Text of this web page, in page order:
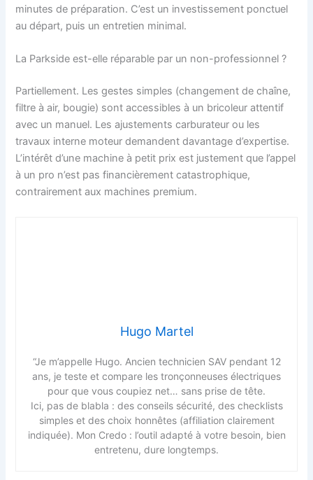
minutes de préparation. C’est un investissement ponctuel
au départ, puis un entretien minimal.
La Parkside est-elle réparable par un non-professionnel ?
Partiellement. Les gestes simples (changement de chaîne,
filtre à air, bougie) sont accessibles à un bricoleur attentif
avec un manuel. Les ajustements carburateur ou les
travaux interne moteur demandent davantage d’expertise.
L’intérêt d’une machine à petit prix est justement que l’appel
à un pro n’est pas financièrement catastrophique,
contrairement aux machines premium.
Hugo Martel
“Je m’appelle Hugo. Ancien technicien SAV pendant 12
ans, je teste et compare les tronçonneuses électriques
pour que vous coupiez net… sans prise de tête.
Ici, pas de blabla : des conseils sécurité, des checklists
simples et des choix honnêtes (affiliation clairement
indiquée). Mon Credo : l’outil adapté à votre besoin, bien
entretenu, dure longtemps.